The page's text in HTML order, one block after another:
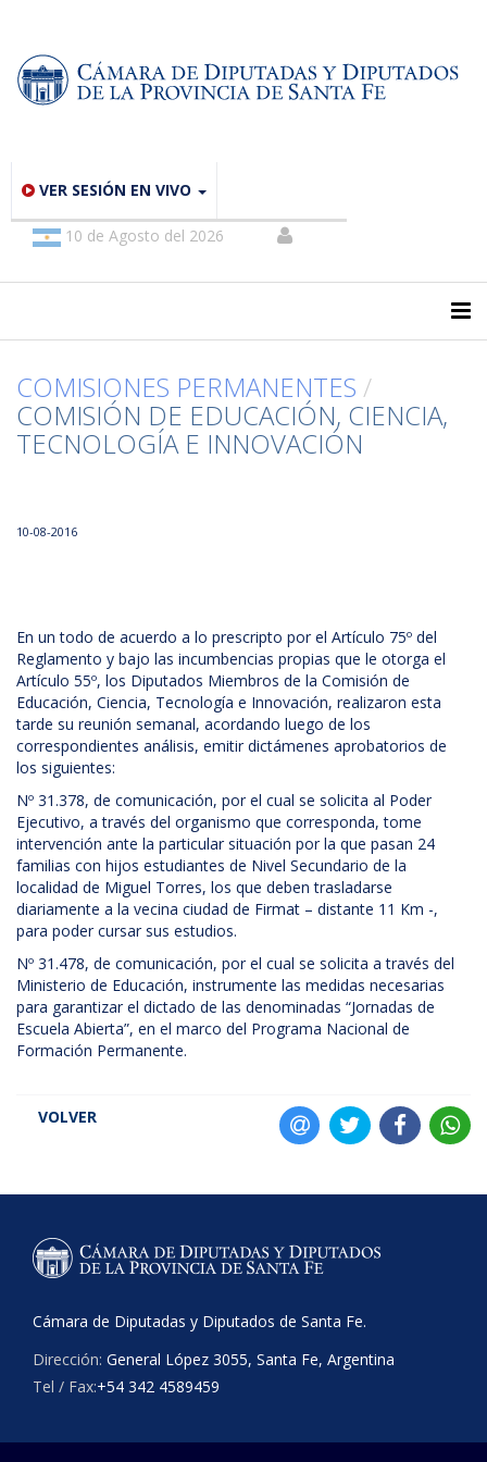
VER SESIÓN EN VIVO
10 de Agosto del 2026
COMISIONES PERMANENTES /
COMISIÓN DE EDUCACIÓN, CIENCIA,
TECNOLOGÍA E INNOVACIÓN
10-08-2016
En un todo de acuerdo a lo prescripto por el Artículo 75º del
Reglamento y bajo las incumbencias propias que le otorga el
Artículo 55º, los Diputados Miembros de la Comisión de
Educación, Ciencia, Tecnología e Innovación, realizaron esta
tarde su reunión semanal, acordando luego de los
correspondientes análisis, emitir dictámenes aprobatorios de
los siguientes:
Nº 31.378, de comunicación, por el cual se solicita al Poder
Ejecutivo, a través del organismo que corresponda, tome
intervención ante la particular situación por la que pasan 24
familias con hijos estudiantes de Nivel Secundario de la
localidad de Miguel Torres, los que deben trasladarse
diariamente a la vecina ciudad de Firmat – distante 11 Km -,
para poder cursar sus estudios.
Nº 31.478, de comunicación, por el cual se solicita a través del
Ministerio de Educación, instrumente las medidas necesarias
para garantizar el dictado de las denominadas “Jornadas de
Escuela Abierta”, en el marco del Programa Nacional de
Formación Permanente.
VOLVER
Cámara de Diputadas y Diputados de Santa Fe.
Dirección: General López 3055, Santa Fe, Argentina
Tel / Fax:+54 342 4589459